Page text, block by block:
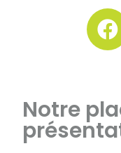
i
v
Notre